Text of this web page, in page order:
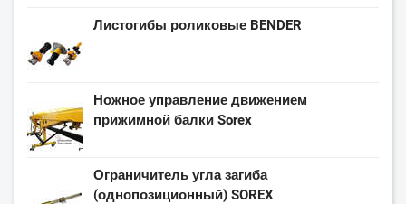
Листогибы роликовые BENDER
Ножное управление движением
прижимной балки Sorex
Ограничитель угла загиба
(однопозиционный) SOREX